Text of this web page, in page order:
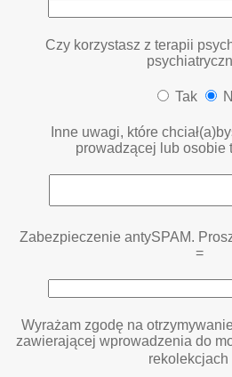
Czy korzystasz z terapii
Tak
Inne uwagi, które
prowadzącej lub osobie
Zabezpieczenie antySPAM.
=
Wyrażam zgodę na
zawierającej wprowadzenia do
rekolekcjach